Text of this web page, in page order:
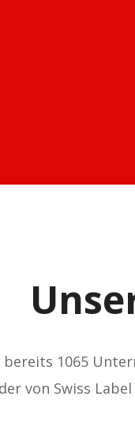
bereits 1065
von Swiss